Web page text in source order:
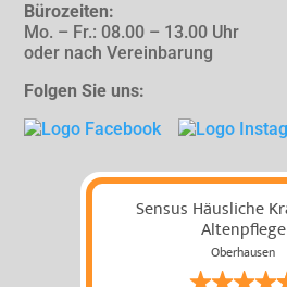
Bürozeiten:
Mo. – Fr.: 08.00 – 13.00 Uhr
oder nach Vereinbarung
Folgen Sie uns:
Sensus Häusliche
Altenpflege
Oberhausen